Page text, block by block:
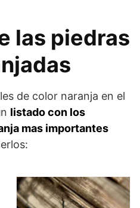
las piedras
de color naranja en el
listado con los
mas importantes